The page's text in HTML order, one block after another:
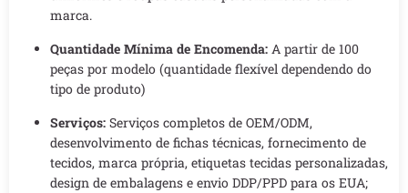
marca.
Quantidade Mínima de Encomenda: A partir de 100
peças por modelo (quantidade flexível dependendo do
tipo de produto)
Serviços: Serviços completos de OEM/ODM,
desenvolvimento de fichas técnicas, fornecimento de
tecidos, marca própria, etiquetas tecidas personalizadas,
design de embalagens e envio DDP/PPD para os EUA;